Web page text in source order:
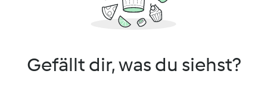
Gefällt dir, was du siehst?